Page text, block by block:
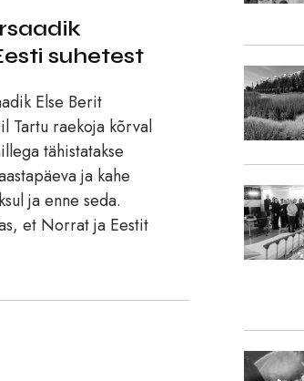
suhetest
Else Berit
Tartu raekoja kõrval
tähistatakse
ja kahe
ja enne seda.
et Norrat ja Eestit